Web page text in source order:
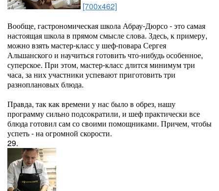
[700x462]
Вообще, гастрономическая школа Абрау-Дюрсо - это самая
настоящая школа в прямом смысле слова. Здесь, к примеру,
можно взять мастер-класс у шеф-повара Сергея
Альшанского и научиться готовить что-нибудь особенное,
суперское. При этом, мастер-класс длится минимум три
часа, за них участники успевают приготовить три
разноплановых блюда.
Правда, так как времени у нас было в обрез, нашу
программу сильно подсократили, и шеф практически все
блюда готовил сам со своими помощниками. Причем, чтобы
успеть - на огромной скорости.
29.